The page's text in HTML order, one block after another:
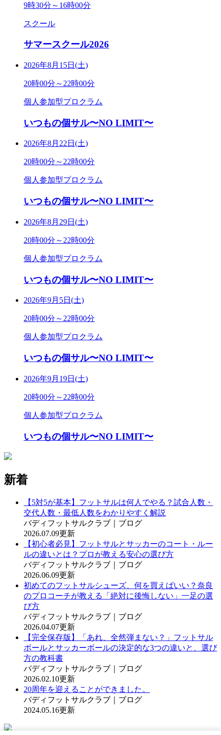
9時30分～16時00分
スクール
サマースクール2026
2026年8月15日(土)
20時00分～22時00分
個人参加型プロクラム
いつもの個サル〜NO LIMIT〜
2026年8月22日(土)
20時00分～22時00分
個人参加型プロクラム
いつもの個サル〜NO LIMIT〜
2026年8月29日(土)
20時00分～22時00分
個人参加型プロクラム
いつもの個サル〜NO LIMIT〜
2026年9月5日(土)
20時00分～22時00分
個人参加型プロクラム
いつもの個サル〜NO LIMIT〜
2026年9月19日(土)
20時00分～22時00分
個人参加型プロクラム
いつもの個サル〜NO LIMIT〜
新着
【5対5が基本】フットサルは何人でやる？試合人数・
交代人数・最低人数をわかりやすく解説
バディフットサルクラブ｜ブログ
2026.07.09更新
【初心者必見】フットサルとサッカーのコート・ルー
ルの違いとは？プロが教える安心の選び方
バディフットサルクラブ｜ブログ
2026.06.09更新
初めてのフットサルシューズ、何を買えばいい？奈良
のプロコーチが教える「絶対に後悔しない」一足の選
び方
バディフットサルクラブ｜ブログ
2026.04.07更新
【完全保存版】「あれ、全然弾まない？」フットサル
ボールとサッカーボールの決定的な3つの違いと、選び
方の教科書
バディフットサルクラブ｜ブログ
2026.02.10更新
20周年を迎えることができました。
バディフットサルクラブ｜ブログ
2024.05.16更新